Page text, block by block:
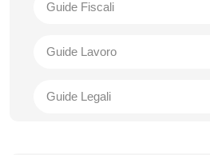
Guide Fiscali
Guide Lavoro
Guide Legali